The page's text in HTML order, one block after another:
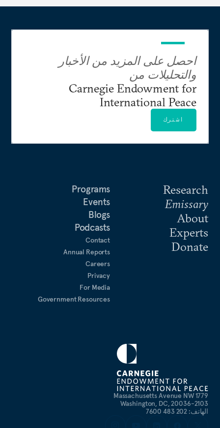
1779 Massachusetts Avenue NW
Washington, DC, 20036-2103
الهاتف: 202 483 7600
Research
Emissary
About
Experts
Donate
Programs
Events
Blogs
Podcasts
Contact
Annual Reports
Careers
Privacy
For Media
Government Resources
احصل على المزيد من الأخبار
والتحليلات من
Carnegie Endowment for
International Peace
اشترك